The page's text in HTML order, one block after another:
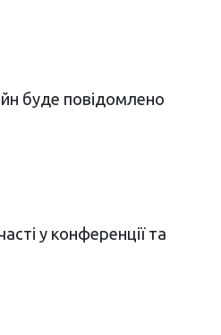
буде повідомлено
у конференції та